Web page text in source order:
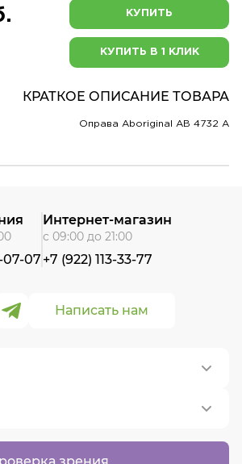
КУПИТЬ
КУПИТЬ В 1 КЛИК
КРАТКОЕ ОПИСАНИЕ ТОВАРА
Оправа Aboriginal AB 4732 A
зрения
Написать нам
07-07
Интернет-магазин
с 09:00 до 21:00
+7 (922) 113-33-77